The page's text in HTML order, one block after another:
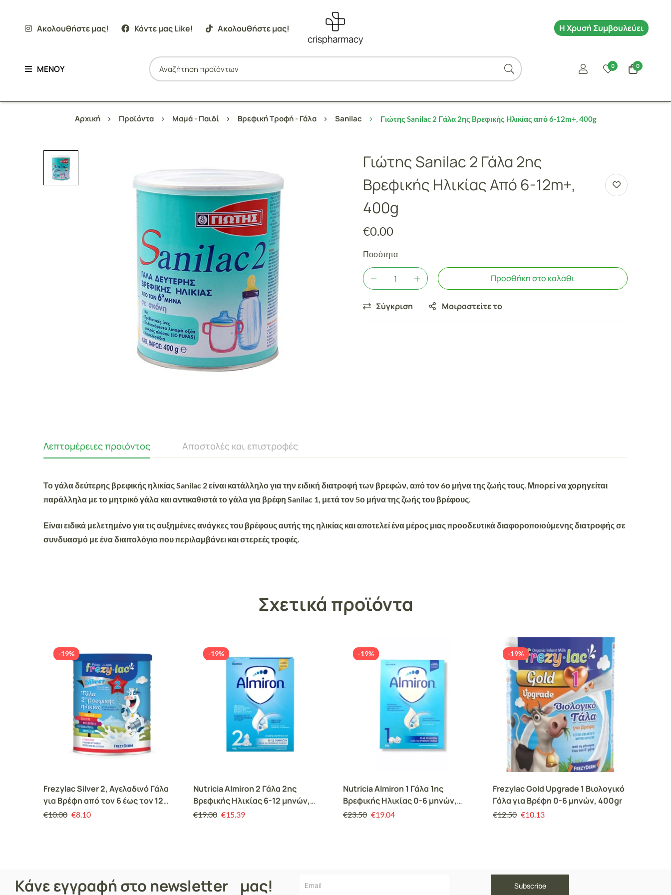
ΜΕΝΟΥ 0 0
Ακολουθήστε μας! Κάντε μας Like! Ακολουθήστε μας! Η Χρυσή Συμβουλεύει
Αρχική Προϊόντα Μαμά - Παιδί Βρεφική Τροφή - Γάλα Sanilac Γιώτης Sanilac 2 Γάλα 2ης Bρεφικής Hλικίας από 6-12m+, 400g
Γιώτης Sanilac 2 Γάλα 2ης
Bρεφικής Hλικίας Από 6-12m+,
400g
€0.00
Ποσότητα
Προσθήκη στο καλάθι
Σύγκριση Μοιραστείτε το
Λεπτομέρειες προιόντος Αποστολές και επιστροφές
Το γάλα δεύτερης βρεφικής ηλικίας Sanilac 2 είναι κατάλληλο για την ειδική διατροφή των βρεφών, από τον 6ο μήνα της ζωής τους. Μπορεί να χορηγείται
παράλληλα με το μητρικό γάλα και αντικαθιστά το γάλα για βρέφη Sanilac 1, μετά τον 5ο μήνα της ζωής του βρέφους.
Είναι ειδικά μελετημένο για τις αυξημένες ανάγκες του βρέφους αυτής της ηλικίας και αποτελεί ένα μέρος μιας προοδευτικά διαφοροποιούμενης διατροφής σε
συνδυασμό με ένα διαιτολόγιο που περιλαμβάνει και στερεές τροφές.
Σχετικά προϊόντα
-19%
Frezylac Silver 2, Αγελαδινό Γάλα
για Βρέφη από τον 6 έως τον 12
μήνα 400gr
€10.00 €8.10
-19%
Nutricia Almiron 2 Γάλα 2ης
Βρεφικής Ηλικίας 6-12 μηνών,
600g
€19.00 €15.39
-19%
Nutricia Almiron 1 Γάλα 1ης
Βρεφικής Ηλικίας 0-6 μηνών,
600g
€23.50 €19.04
-19%
Frezylac Gold Upgrade 1 Βιολογικό
Γάλα για Βρέφη 0-6 μηνών, 400gr
€12.50 €10.13
Κάνε εγγραφή στο newsletter μας!